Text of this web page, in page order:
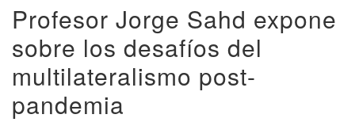
Profesor Jorge Sahd expone
sobre los desafíos del
multilateralismo post-
pandemia